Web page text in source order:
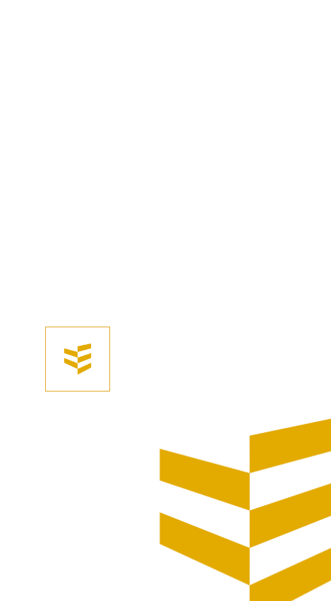
Afhalen? Kom gerust langs
Selecteer afmetingen
Selecteer de gewenste afmetingen